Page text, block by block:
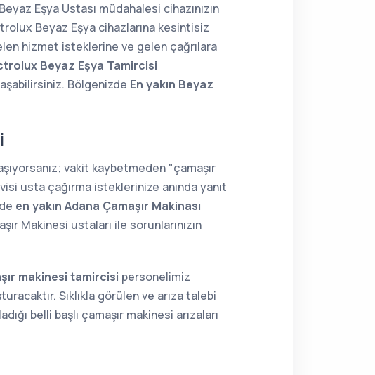
Eşya Ustası müdahalesi cihazınızın
Beyaz Eşya cihazlarına kesintisiz
hizmet isteklerine ve gelen çağrılara
Beyaz Eşya Tamircisi
Bölgenizde En yakın Beyaz
vakit kaybetmeden "çamaşır
usta çağırma isteklerinize anında yanıt
en yakın Adana Çamaşır Makinası
Makinesi ustaları ile sorunlarınızın
makinesi tamircisi personelimiz
Sıklıkla görülen ve arıza talebi
belli başlı çamaşır makinesi arızaları